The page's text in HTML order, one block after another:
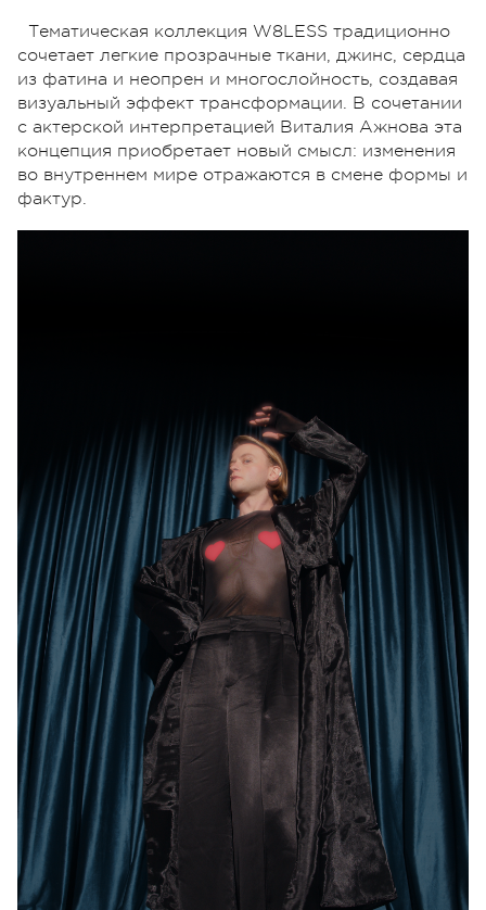
Тематическая коллекция W8LESS традиционно
сочетает легкие прозрачные ткани, джинс, сердца
из фатина и неопрен и многослойность, создавая
визуальный эффект трансформации. В сочетании
с актерской интерпретацией Виталия Ажнова эта
концепция приобретает новый смысл: изменения
во внутреннем мире отражаются в смене формы и
фактур.